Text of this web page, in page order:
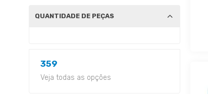
QUANTIDADE DE PEÇAS
359
Veja todas as opções